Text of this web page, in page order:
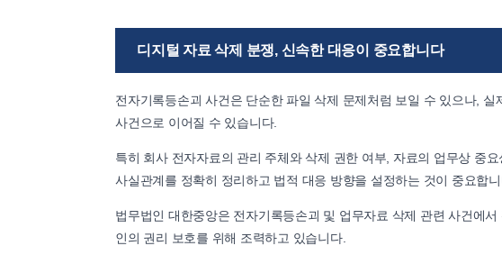
디지털 자료 삭제 분쟁, 신속한 대응이 중요합니다
전자기록등손괴 사건은 단순한 파일 삭제 문제처럼 보일 수 있으나,
사건으로 이어질 수 있습니다.
특히 회사 전자자료의 관리 주체와 삭제 권한 여부, 자료의 업무상 중
사실관계를 정확히 정리하고 법적 대응 방향을 설정하는 것이 중요합니
법무법인 대한중앙은 전자기록등손괴 및 업무자료 삭제 관련 사건에
인의 권리 보호를 위해 조력하고 있습니다.